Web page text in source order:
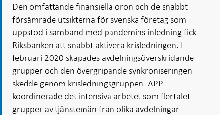
Den omfattande finansiella oron och de snabbt
försämrade utsikterna för svenska företag som
uppstod i samband med pandemins inledning fick
Riksbanken att snabbt aktivera krisledningen. I
februari 2020 skapades avdelningsöverskridande
grupper och den övergripande synkroniseringen
skedde genom krisledningsgruppen. APP
koordinerade det intensiva arbetet som flertalet
grupper av tjänstemän från olika avdelningar